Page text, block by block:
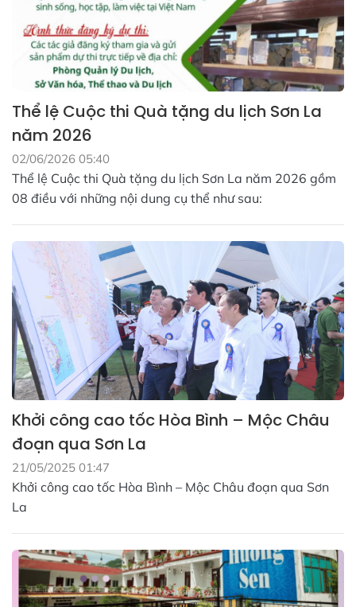
Thể lệ Cuộc thi Quà tặng du lịch Sơn La
năm 2026
02/06/2026 05:40
Thể lệ Cuộc thi Quà tặng du lịch Sơn La năm 2026 gồm
08 điều với những nội dung cụ thể như sau:
Khởi công cao tốc Hòa Bình – Mộc Châu
đoạn qua Sơn La
21/05/2025 01:47
Khởi công cao tốc Hòa Bình – Mộc Châu đoạn qua Sơn
La